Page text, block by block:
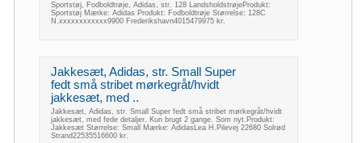
Sportstøj, Fodboldtrøje, Adidas, str. 128 LandsholdstrøjeProdukt:
Sportstøj Mærke: Adidas Produkt: Fodboldtrøje Størrelse: 128C
N.xxxxxxxxxxxx9900 Frederikshavn4015479975 kr.
Jakkesæt, Adidas, str. Small Super
fedt små stribet mørkegråt/hvidt
jakkesæt, med ..
Jakkesæt, Adidas, str. Small Super fedt små stribet mørkegråt/hvidt
jakkesæt, med fede detaljer. Kun brugt 2 gange. Som nyt.Produkt:
Jakkesæt Størrelse: Small Mærke: AdidasLea H.Pilevej 22680 Solrød
Strand22535516600 kr.